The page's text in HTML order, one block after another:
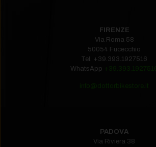
FIRENZE
Via Roma 58
50054 Fucecchio
Tel. +39.393.1927516‬
WhatsApp
info@dottorbikestore.it
PADOVA
Via Riviera 38